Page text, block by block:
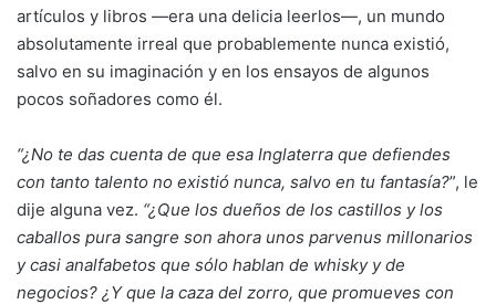
artículos y libros —era una delicia leerlos—, un mundo
absolutamente irreal que probablemente nunca existió,
salvo en su imaginación y en los ensayos de algunos
pocos soñadores como él.
“¿No te das cuenta de que esa Inglaterra que defiendes
con tanto talento no existió nunca, salvo en tu fantasía?”, le
dije alguna vez. “¿Que los dueños de los castillos y los
caballos pura sangre son ahora unos parvenus millonarios
y casi analfabetos que sólo hablan de whisky y de
negocios? ¿Y que la caza del zorro, que promueves con